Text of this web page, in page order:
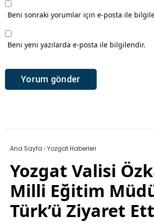
Beni sonraki yorumlar için e-posta ile
Beni yeni yazılarda e-posta ile bilgilendir.
Ana Sayfa ›Yozgat Haberleri
Yozgat Valisi
Milli Eğitim
Türk’ü Ziyaret